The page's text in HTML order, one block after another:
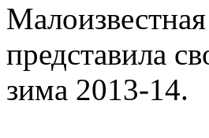
представила
зима 2013-14.